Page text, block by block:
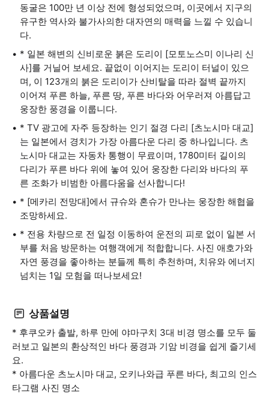
동굴은 100만 년 이상 전에 형성되었으며, 이곳에서 지구의
유구한 역사와 불가사의한 대자연의 매력을 느낄 수 있습니
다.
* 일본 해변의 신비로운 붉은 도리이 [모토노스미 이나리 신
사]를 거닐어 보세요. 끝없이 이어지는 도리이 터널이 있으
며, 이 123개의 붉은 도리이가 산비탈을 따라 절벽 끝까지
이어져 푸른 하늘, 푸른 땅, 푸른 바다와 어우러져 아름답고
웅장한 풍경을 이룹니다.
* TV 광고에 자주 등장하는 인기 절경 다리 [츠노시마 대교]
는 일본에서 경치가 가장 아름다운 다리 중 하나입니다. 츠
노시마 대교는 자동차 통행이 무료이며, 1780미터 길이의
다리가 푸른 바다 위에 놓여 있어 웅장한 다리와 바다의 푸
른 조화가 비범한 아름다움을 선사합니다!
* [메카리 전망대]에서 규슈와 혼슈가 만나는 웅장한 해협을
조망하세요.
* 전용 차량으로 전 일정 이동하여 운전의 피로 없이 일본 서
부를 처음 방문하는 여행객에게 적합합니다. 사진 애호가와
자연 풍경을 좋아하는 분들께 특히 추천하며, 치유와 에너지
넘치는 1일 모험을 떠나보세요!
상품설명
* 후쿠오카 출발, 하루 만에 야마구치 3대 비경 명소를 모두 둘
러보고 일본의 환상적인 바다 풍경과 기암 비경을 쉽게 즐기세
요.
* 아름다운 츠노시마 대교, 오키나와급 푸른 바다, 최고의 인스
타그램 사진 명소